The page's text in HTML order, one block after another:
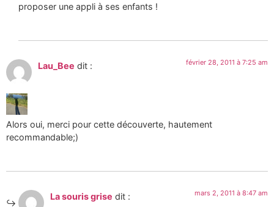
proposer une appli à ses enfants !
Lau_Bee dit : février 28, 2011 à 7:25 am
Alors oui, merci pour cette découverte, hautement
recommandable;)
La souris grise dit : mars 2, 2011 à 8:47 am